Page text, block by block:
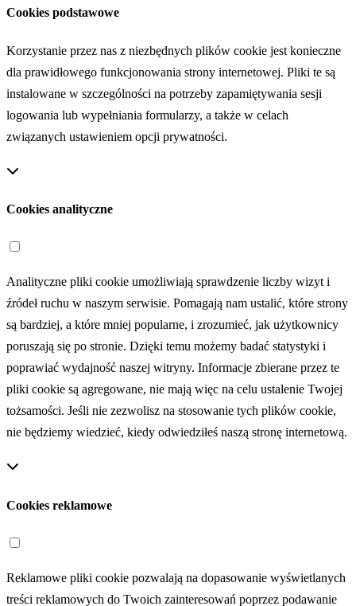
Cookies podstawowe
Korzystanie przez nas z niezbędnych plików cookie jest konieczne
dla prawidłowego funkcjonowania strony internetowej. Pliki te są
instalowane w szczególności na potrzeby zapamiętywania sesji
logowania lub wypełniania formularzy, a także w celach
związanych ustawieniem opcji prywatności.
Cookies analityczne
Analityczne pliki cookie umożliwiają sprawdzenie liczby wizyt i
źródeł ruchu w naszym serwisie. Pomagają nam ustalić, które strony
są bardziej, a które mniej popularne, i zrozumieć, jak użytkownicy
poruszają się po stronie. Dzięki temu możemy badać statystyki i
poprawiać wydajność naszej witryny. Informacje zbierane przez te
pliki cookie są agregowane, nie mają więc na celu ustalenie Twojej
tożsamości. Jeśli nie zezwolisz na stosowanie tych plików cookie,
nie będziemy wiedzieć, kiedy odwiedziłeś naszą stronę internetową.
Cookies reklamowe
Reklamowe pliki cookie pozwalają na dopasowanie wyświetlanych
treści reklamowych do Twoich zainteresowań poprzez podawanie